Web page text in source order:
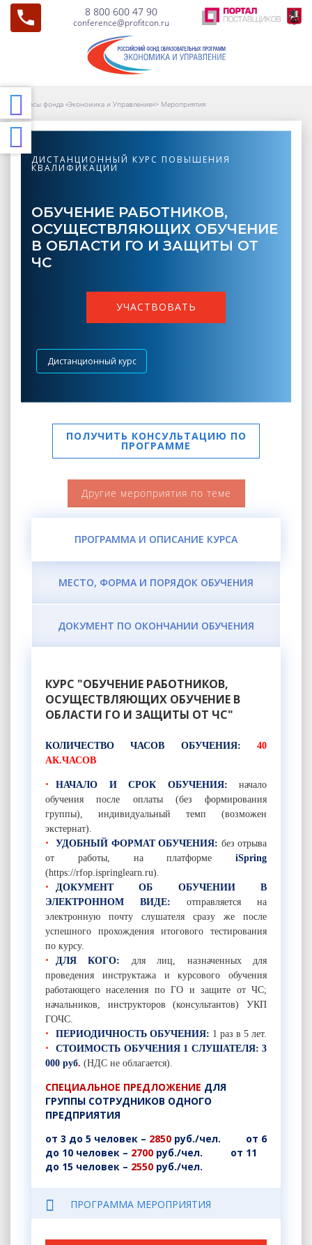
8 800 600 47 90
conference@profitcon.ru
Курсы фонда «Экономика и Управление»> Мероприятия
ДИСТАНЦИОННЫЙ КУРС ПОВЫШЕНИЯ
КВАЛИФИКАЦИИ
ОБУЧЕНИЕ РАБОТНИКОВ,
ОСУЩЕСТВЛЯЮЩИХ ОБУЧЕНИЕ
В ОБЛАСТИ ГО И ЗАЩИТЫ ОТ
ЧС
УЧАСТВОВАТЬ
Дистанционный курс
ПОЛУЧИТЬ КОНСУЛЬТАЦИЮ ПО
ПРОГРАММЕ
Другие мероприятия по теме
ПРОГРАММА И ОПИСАНИЕ КУРСА
МЕСТО, ФОРМА И ПОРЯДОК ОБУЧЕНИЯ
ДОКУМЕНТ ПО ОКОНЧАНИИ ОБУЧЕНИЯ
КУРС "ОБУЧЕНИЕ РАБОТНИКОВ,
ОСУЩЕСТВЛЯЮЩИХ ОБУЧЕНИЕ В
ОБЛАСТИ ГО И ЗАЩИТЫ ОТ ЧС"
КОЛИЧЕСТВО ЧАСОВ ОБУЧЕНИЯ: 40
АК.ЧАСОВ
НАЧАЛО И СРОК ОБУЧЕНИЯ: начало
обучения после оплаты (без формирования
группы), индивидуальный темп (возможен
экстернат).
УДОБНЫЙ ФОРМАТ ОБУЧЕНИЯ: без отрыва
от работы,
на платформе iSpring
(https://rfop.ispringlearn.ru)
ДОКУМЕНТ ОБ ОБУЧЕНИИ В
ЭЛЕКТРОННОМ ВИДЕ:
отправляется на
электронную почту слушателя сразу же после
успешного прохождения итогового тестирования
по курсу.
ДЛЯ КОГО: для лиц, назначенных для
проведения инструктажа и курсового обучения
работающего населения по ГО и защите от ЧС;
начальников, инструкторов (консультантов) УКП
ГОЧС.
ПЕРИОДИЧНОСТЬ ОБУЧЕНИЯ: 1 раз в 5 лет.
СТОИМОСТЬ ОБУЧЕНИЯ 1 СЛУШАТЕЛЯ: 3
000 руб. (НДС не облагается).
СПЕЦИАЛЬНОЕ ПРЕДЛОЖЕНИЕ ДЛЯ
ГРУППЫ СОТРУДНИКОВ ОДНОГО
ПРЕДПРИЯТИЯ
от 3 до 5 человек – 2850 руб./чел. от 6
до 10 человек – 2700 руб./чел. от 11
до 15 человек – 2550 руб./чел.
ПРОГРАММА МЕРОПРИЯТИЯ